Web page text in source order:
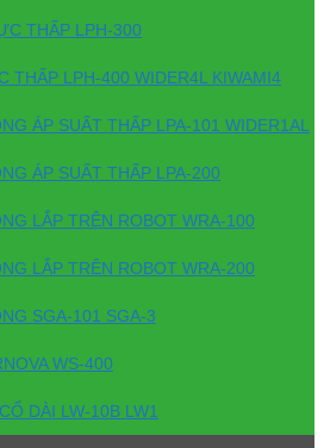
THẤP LPH-300
THẤP LPH-400 WIDER4L KIWAMI4
ÁP SUẤT THẤP LPA-101 WIDER1AL
ÁP SUẤT THẤP LPA-200
LẮP TRÊN ROBOT WRA-100
LẮP TRÊN ROBOT WRA-200
SGA-101 SGA-3
WS-400
DÀI LW-10B LW1